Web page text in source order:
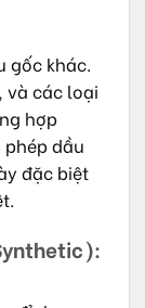
gốc khác.
và các loại
hợp
dầu
đặc biệt